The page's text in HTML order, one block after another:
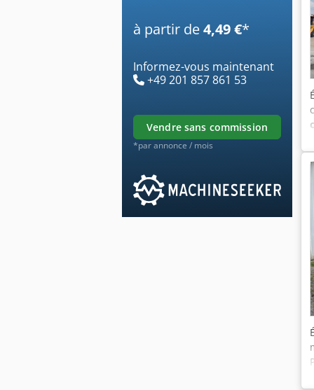
à partir de4,49 €*
Informez-vous maintenant
+49 201 857 861 53
vendre sans commission
*par annonce / mois